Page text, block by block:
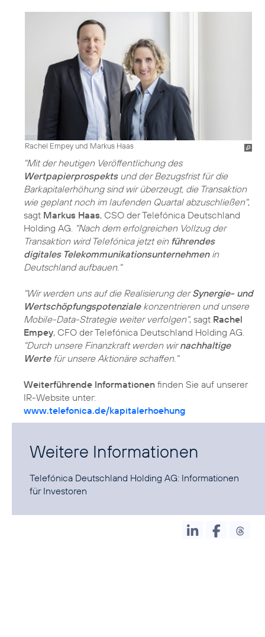
Rachel Empey und Markus Haas
"Mit der heutigen Veröffentlichung des
Wertpapierprospektsund der Bezugsfrist für die
Barkapitalerhöhung sind wir überzeugt, die Transaktion
wie geplant noch im laufenden Quartal abzuschließen",
sagt Markus Haas, CSO der Telefónica Deutschland
Holding AG. "Nach dem erfolgreichen Vollzug der
Transaktion wird Telefónica jetzt ein führendes
digitales Telekommunikationsunternehmenin
Deutschland aufbauen."
"Wir werden uns auf die Realisierung derSynergie- und
Wertschöpfungspotenzialekonzentrieren und unsere
Mobile-Data-Strategie weiter verfolgen", sagt Rachel
Empey, CFO der Telefónica Deutschland Holding AG.
"Durch unsere Finanzkraft werden wirnachhaltige
Wertefür unsere Aktionäre schaffen."
Weiterführende Informationen finden Sie auf unserer
IR-Website unter:
www.telefonica.de/kapitalerhoehung
Weitere Informationen
Telefónica Deutschland Holding AG: Informationen
für Investoren